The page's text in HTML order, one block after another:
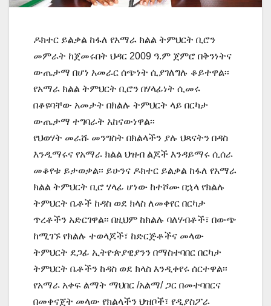
ዶክተር ይልቃል ከፋለ የአማራ ክልል ትምህርት ቢሮን
መምራት ከጀመሩበት ህዳር 2009 ዓ.ም ጀምሮ በቅንነትና
ውጤታማ በሆነ አመራር ሰጭነት ሲያገለግሉ ቆይተዋል፡፡
የአማራ ክልል ትምህርት ቢሮን በሃላፊነት ሲመሩ
በቆዩባቸው አመታት በክልሉ ትምህርት ላይ በርካታ
ውጤታማ ተግባራት አከናውነዋል፡፡
የህወሃት መራሹ መንግስት በክልላችን ያሉ ህጻናትን በዳስ
እንዲማሩና የአማራ ክልል ህዝብ ልጆች እንዳይማሩ ሲሰራ
መቆየቱ ይታወቃል፡፡ ይሁንና ዶክተር ይልቃል ከፋለ የአማራ
ክልል ትምህርት ቢሮ ሃላፊ ሆነው ከተሾሙ በኋላ የክልሉ
ትምህርት ቤቶች ከዳስ ወደ ክላስ ለመቀየር በርካታ
ጥረቶችን አድርገዋል፡፡ በዚህም ከክልሉ ባለሃብቶች፣ በውጭ
ከሚገኙ የክልሉ ተወላጆች፣ ከድርጅቶችና መላው
ትምህርት ደጋፊ ኢትዮጵያዊያንን በማስተባበር በርካታ
ትምህርት ቤቶችን ከዳስ ወደ ክላስ እንዲቀየሩ ሰርተዋል፡፡
የአማራ አቀፍ ልማት ማህበር /አልማ/ ጋር በመተባበርና
በመቀናጀት መላው የክልላችን ህዝቦች፣ የዲያስፖራ